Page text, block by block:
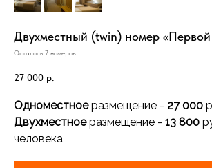
Двухместный (twin) номер «Первой
Осталось 7 номеров
27 000 р.
Одноместноеразмещение - 27 000
Двухместноеразмещение - 13 800
человека